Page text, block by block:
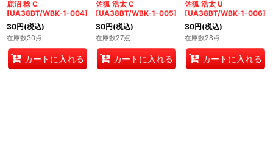
鹿沼 稔 C
[UA38BT/WBK-1-004]
30円(税込)
在庫数30点
カートに入れる
佐狐 浩太 C
[UA38BT/WBK-1-005]
30円(税込)
在庫数27点
カートに入れる
佐狐 浩太 U
[UA38BT/WBK-1-006]
30円(税込)
在庫数28点
カートに入れる